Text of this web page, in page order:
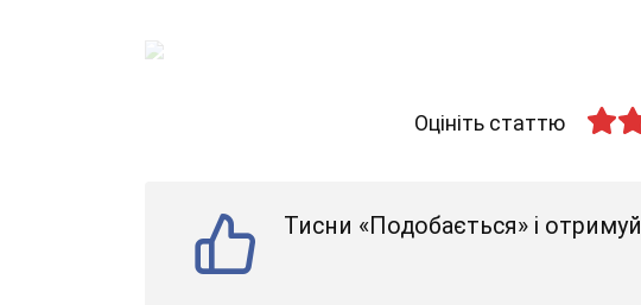
Оцініть статтю
Тисни «Подобається» і